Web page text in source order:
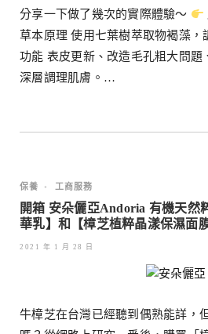
分享一下做了幾次的實際體驗～
草本原理 使用七葉樹萃取物褐藻，
功能 表皮更新、改造毛孔粗大問題
深層調理肌膚。…
保養 • 工商服務
開箱 安朵儷亞Andoria 有機天然
華乳】和【樟芝植粹晶漾保濕面
2021 年 1 月 28 日
牛樟芝在台灣已經聽到偶熟能詳，